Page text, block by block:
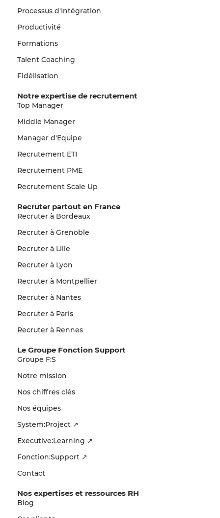
Processus d'Intégration
Productivité
Formations
Talent Coaching
Fidélisation
Nos expertises et ressources RH
Blog
Notre expertise de recrutement
Top Manager
Middle Manager
Manager d'Equipe
Recrutement ETI
Recrutement PME
Recrutement Scale Up
Recruter partout en France
Recruter à Bordeaux
Recruter à Grenoble
Recruter à Lille
Recruter à Lyon
Recruter à Montpellier
Recruter à Nantes
Recruter à Paris
Recruter à Rennes
Le Groupe Fonction Support
Groupe F:S
Notre mission
Nos chiffres clés
Nos équipes
System:Project ↗
Executive:Learning ↗
Fonction:Support ↗
Contact